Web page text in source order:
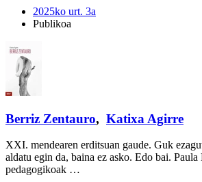
2025ko urt. 3a
Publikoa
Berriz Zentauro, Katixa Agirre
XXI. mendearen erditsuan gaude. Guk
aldatu egin da, baina ez asko. Edo bai.
pedagogikoak …